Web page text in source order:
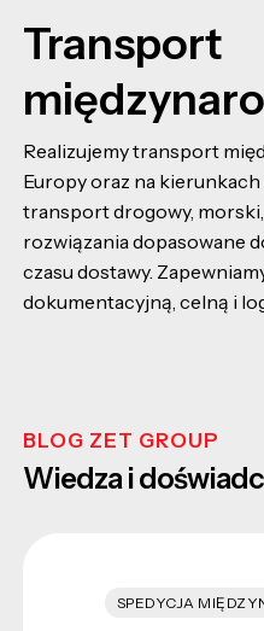
Transport
Realizujemy transport
Europy oraz na
transport drogowy,
rozwiązania dopasowane
czasu dostawy.
dokumentacyjną, celną i
BLOG ZET GROUP
Wiedza i
SPEDYCJA